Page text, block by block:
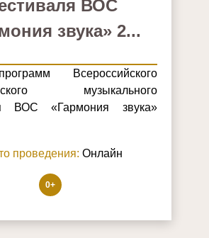
ВОС
звука» 2...
Всероссийского
музыкального
ВОС «Гармония звука»
проведения: Онлайн
0+